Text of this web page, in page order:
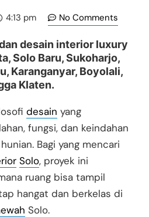
4:13 pm No Comments
desain interior luxury
Solo Baru, Sukoharjo,
Karanganyar, Boyolali,
Klaten.
desain yang
fungsi, dan keindahan
Bagi yang mencari
Solo, proyek ini
ruang bisa tampil
hangat dan berkelas di
Solo.